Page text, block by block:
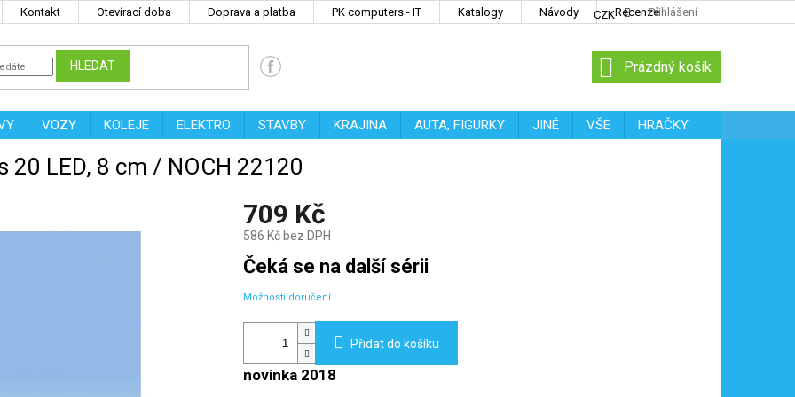
Kontakt Otevírací doba Doprava a platba PK computers - IT Katalogy Návody Recenze
CZK Přihlášení
HLEDAT
NÁKUPNÍ
KOŠÍK
Prázdný košík
VOZY KOLEJE ELEKTRO STAVBY KRAJINA AUTA, FIGURKY JINÉ VŠE
HRAČKY
LED, 8 cm / NOCH 22120
709 Kč
586 Kč bez DPH
Měrná
cena:
Čeká se na další sérii
Možnosti doručení
Přidat do košíku
novinka 2018